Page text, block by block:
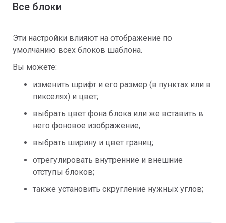
Все блоки
Эти настройки влияют на отображение по
умолчанию всех блоков шаблона.
Вы можете:
изменить шрифт и его размер (в пунктах или в
пикселях) и цвет;
выбрать цвет фона блока или же вставить в
него фоновое изображение,
выбрать ширину и цвет границ;
отрегулировать внутренние и внешние
отступы блоков;
также установить скругление нужных углов;